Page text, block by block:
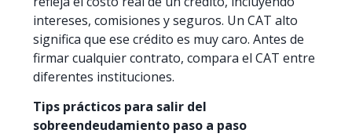
intereses, comisiones y seguros. Un CAT alto
significa que ese crédito es muy caro. Antes de
firmar cualquier contrato, compara el CAT entre
diferentes instituciones.
Tips prácticos para salir del
sobreendeudamiento paso a paso